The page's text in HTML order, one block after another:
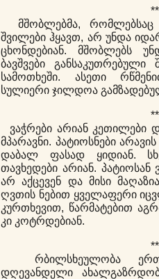
მშობლებმა, რომლებსაც
შვილები ჰყავთ, არ უნდა
ცხონდებიან. მშობლებს
ბავშვები
სამოთხეში. ასეთი
სულიერი ჯილდოა
ვაჭრები არიან კეთილები
მპარავნი. პატიოსნები
დაბალ ფასად ყიდიან.
თავხედები არიან.
არ აქცევენ და მისი
ღვთის ნებით ყველაფერი
კურთხევით, წარმატებით
კი კოტრდებიან.
რბილსხეულობა ერთ-
დღევანდელი